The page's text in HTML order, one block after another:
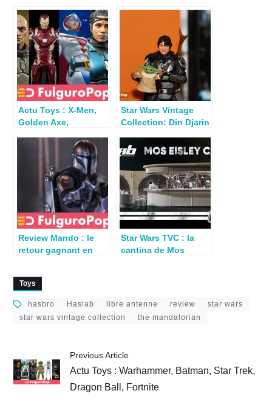
Actu Toys : X-Men,
Golden Axe,
Fett, Gatchaman
Star Wars Vintage
Collection: Din Djarin
The Child
Review Mando : le
retour gagnant en
Star Wars TVC : la
cantina de Mos
Toys
hasbro Haslab libre antenne review
star wars
star wars vintage collection
the mandalorian
Previous Article
Actu Toys : Warhammer, Batman, Star Trek,
Dragon Ball, Fortnite